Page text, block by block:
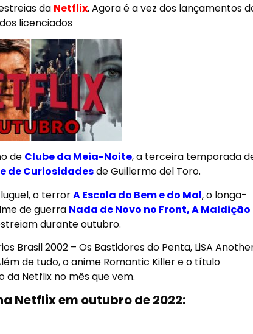
da Netflix. Agora é a vez dos lançamentos
licenciados
de Clube da Meia-Noite, a terceira temporada
de Curiosidadesde Guillermo del Toro.
, o terrorA Escola do Bem e do Mal, o longa-
de guerra Nada de Novo no Front, A Maldição
durante outubro.
Brasil 2002 – Os Bastidores do Penta, LiSA
de tudo, o anime Romantic Killere o título
Netflix no mês que vem.
Netflix em outubro de 2022: